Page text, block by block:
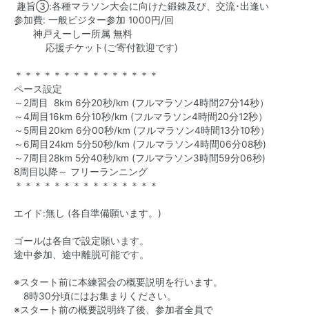
趣旨③:各種マラソン大会に向けた鍛錬及び、交流･出逢い
参加費: 一般ビジター参加 1000円/回
神戸えーしー所属 無料
応援チケット(ご寄付歓迎です)
＊＊＊＊＊＊＊＊＊＊＊＊＊＊＊
ペース設定
～2周目 8km 6分20秒/km (フルマラソン4時間27分14秒）
～4周目16km 6分10秒/km (フルマラソン4時間20分12秒）
～5周目20km 6分00秒/km (フルマラソン4時間13分10秒）
～6周目24km 5分50秒/km (フルマラソン4時間06分08秒)
～7周目28km 5分40秒/km (フルマラソン3時間59分06秒)
8周目以降～ フリーランニング
＊＊＊＊＊＊＊＊＊＊＊＊＊＊＊
エイド:無し (各自準備願います。)
ゴールは各自で設定願います。
途中参加、途中離脱可能です。
※スタート前に本練習会の概要説明を行います。
8時30分頃にはお集まりください。
※スタート前の概要説明終了後、参加者全員で